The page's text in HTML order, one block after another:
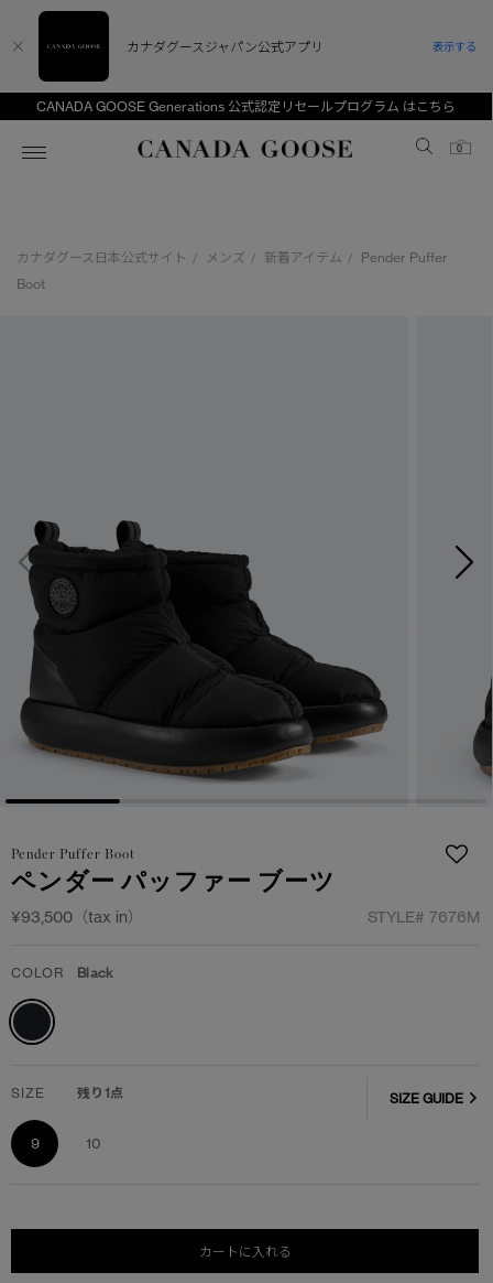
CANADA GOOSE Generations 公式認定リセールプログラム はこちら
Canada Goose
0
サマー 26 コレクションLOOK
日本限定モデル
スノーグース
メイドインジャパンTシャツ
アパレル
アクセサリー
フットウェア
コレクション
サマー 26 コレクションLOOK
日本限定モデル
スノーグース
メイドインジャパンTシャツ
アパレル
アクセサリー
フットウェア
コレクション
下取り申請
カナダグース日本公式サイト / メンズ / 新着アイテム /
Pender Puffer
Boot
Pender Puffer Boot
ペンダー パッファー ブーツ
¥93,500（tax in） STYLE#7676M
COLOR Black
SIZE 残り1点
9 10
SIZE GUIDE
カートに入れる
カナダグースジャパン公式アプリ 表示する